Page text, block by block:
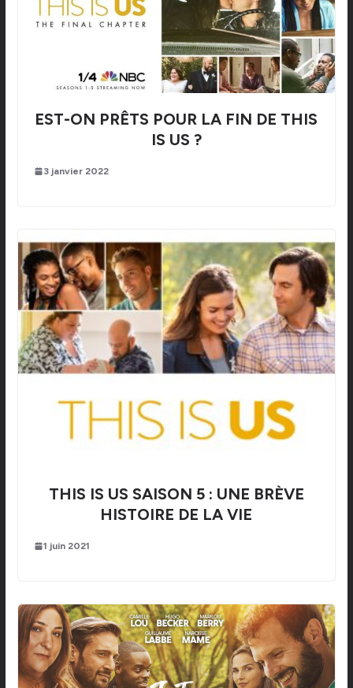
EST-ON PRÊTS POUR LA FIN DE THIS
IS US ?
3 janvier 2022
THIS IS US SAISON 5 : UNE BRÈVE
HISTOIRE DE LA VIE
1 juin 2021